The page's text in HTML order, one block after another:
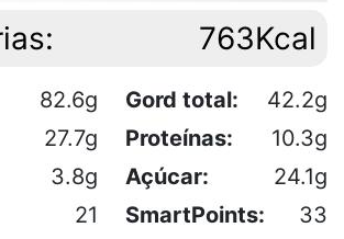
763Kcal
82.6g Gord total:
42.2g
27.7g Proteínas:
10.3g
3.8g Açúcar:
24.1g
21 SmartPoints: 33